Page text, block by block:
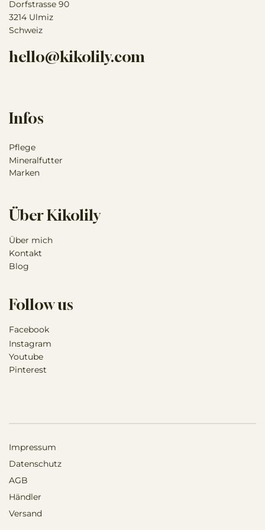
Impressum
Datenschutz
AGB
Händler
Versand
Dorfstrasse 90
3214 Ulmiz
Schweiz
hello@kikolily.com
Follow us
Facebook
Instagram
Youtube
Pinterest
Infos
Pflege
Mineralfutter
Marken
Über Kikolily
Über mich
Kontakt
Blog